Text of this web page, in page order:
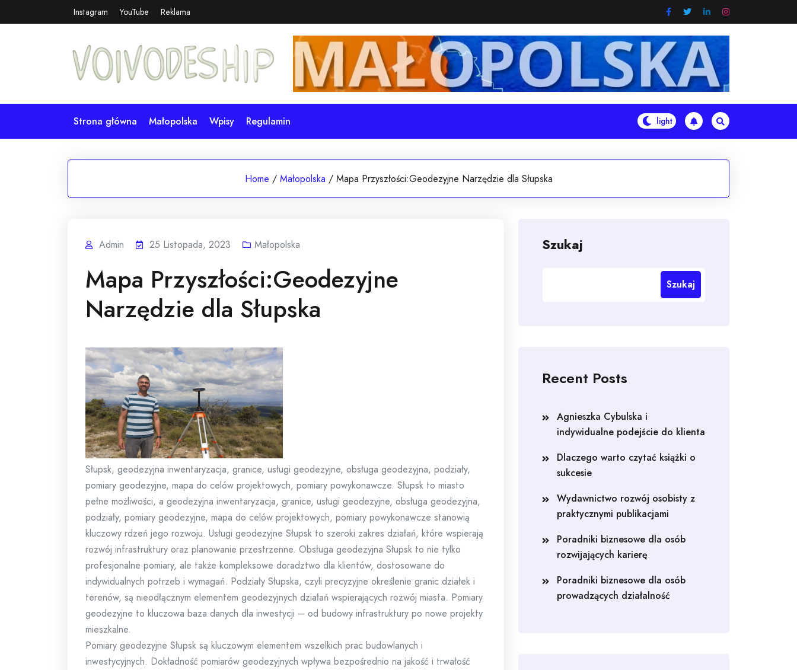
to
Instagram YouTube Reklama
Strona główna Małopolska Wpisy Regulamin
Home / Małopolska / Mapa Przyszłości:Geodezyjne Narzędzie dla Słupska
Admin 25 Listopada, 2023 Małopolska
Mapa Przyszłości:Geodezyjne
Narzędzie dla Słupska
Słupsk, geodezyjna inwentaryzacja, granice, usługi geodezyjne, obsługa geodezyjna, podziały,
pomiary geodezyjne, mapa do celów projektowych, pomiary powykonawcze. Słupsk to miasto
pełne możliwości, a geodezyjna inwentaryzacja, granice, usługi geodezyjne, obsługa geodezyjna,
podziały, pomiary geodezyjne, mapa do celów projektowych, pomiary powykonawcze stanowią
kluczowy rdzeń jego rozwoju. Usługi geodezyjne Słupsk to szeroki zakres działań, które wspierają
rozwój infrastruktury oraz planowanie przestrzenne. Obsługa geodezyjna Słupsk to nie tylko
profesjonalne pomiary, ale także kompleksowe doradztwo dla klientów, dostosowane do
indywidualnych potrzeb i wymagań. Podziały Słupska, czyli precyzyjne określenie granic działek i
terenów, są nieodłącznym elementem geodezyjnych działań wspierających rozwój miasta. Pomiary
geodezyjne to kluczowa baza danych dla inwestycji – od budowy infrastruktury po nowe projekty
mieszkalne.
Pomiary geodezyjne Słupsk są kluczowym elementem wszelkich prac budowlanych i
inwestycyjnych. Dokładność pomiarów geodezyjnych wpływa bezpośrednio na jakość i trwałość
Szukaj
Szukaj
Recent Posts
Agnieszka Cybulska i
indywidualne podejście do klienta
Dlaczego warto czytać książki o
sukcesie
Wydawnictwo rozwój osobisty z
praktycznymi publikacjami
Poradniki biznesowe dla osób
rozwijających karierę
Poradniki biznesowe dla osób
prowadzących działalność